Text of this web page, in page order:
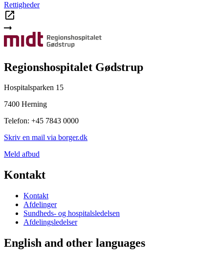
Rettigheder
Regionshospitalet Gødstrup
Hospitalsparken 15
7400 Herning
Telefon: +45 7843 0000
Skriv en mail via borger.dk
Meld afbud
Kontakt
Kontakt
Afdelinger
Sundheds- og hospitalsledelsen
Afdelingsledelser
English and other languages